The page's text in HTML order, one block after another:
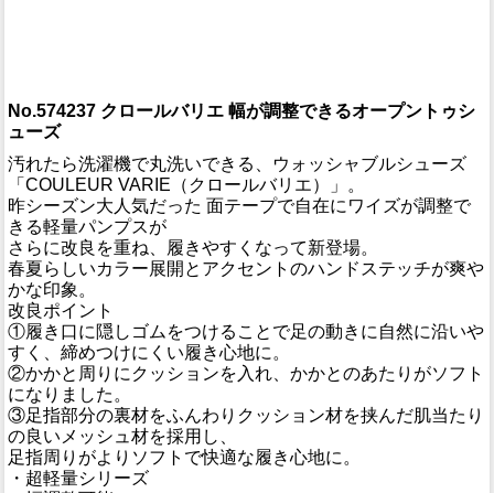
No.574237 クロールバリエ 幅が調整できるオープントゥシ
ューズ
汚れたら洗濯機で丸洗いできる、ウォッシャブルシューズ
「COULEUR VARIE（クロールバリエ）」。
昨シーズン大人気だった 面テープで自在にワイズが調整で
きる軽量パンプスが
さらに改良を重ね、履きやすくなって新登場。
春夏らしいカラー展開とアクセントのハンドステッチが爽や
かな印象。
改良ポイント
①履き口に隠しゴムをつけることで足の動きに自然に沿いや
すく、締めつけにくい履き心地に。
②かかと周りにクッションを入れ、かかとのあたりがソフト
になりました。
③足指部分の裏材をふんわりクッション材を挟んだ肌当たり
の良いメッシュ材を採用し、
足指周りがよりソフトで快適な履き心地に。
・超軽量シリーズ